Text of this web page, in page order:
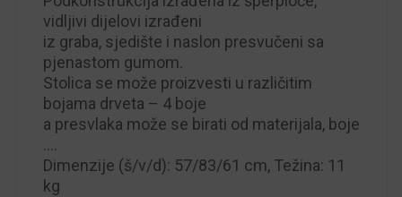
vidljivi dijelovi izrađeni
iz graba, sjedište i naslon presvučeni sa
pjenastom gumom.
Stolica se može proizvesti u različitim
bojama drveta – 4 boje
a presvlaka može se birati od materijala, boje
….
Dimenzije (š/v/d): 57/83/61 cm, Težina: 11
kg